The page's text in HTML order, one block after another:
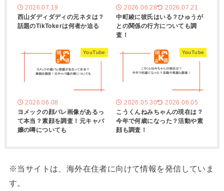
2026.07.19
西山ダディダディの元ネタは？
話題のTikTokerは何者か迫る
2026.06.28 2026.07.21
中町綾に彼氏はいる？ひゅうが
との関係の行方についても調
査！
YouTube
2026.06.08
ヨメックの顔バレ画像があるっ
て本当？素顔を調査！元キャバ
嬢の噂についても
YouTube
2026.05.30 2026.06.05
こうくんねみちゃんの現在は？
今年で何歳になった？活動や素
顔も調査！
※当サイトは、海外在住者に向けて情報を発信していま
す。